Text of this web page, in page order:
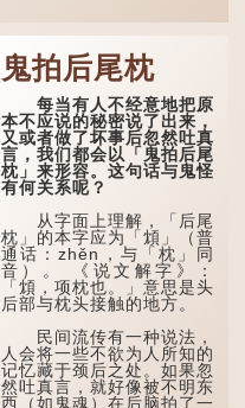
鬼拍后尾枕
每当有人不经意地把原
本不应说的秘密说了出来，
又或者做了坏事后忽然吐真
言，我们都会以「鬼拍后尾
枕」来形容。这句话与鬼怪
有何关系呢？
从字面上理解，「后尾
枕」的本字应为「䪴」（普
通话：zhěn，与「枕」同
音）。 《说文解字》：
「䪴，项枕也。」意思是头
后部与枕头接触的地方。
民间流传有一种说法，
人会将一些不欲为人所知的
记忆藏于颈后之处。如果忽
然吐真言，就好像被不明东
西（如鬼魂）在后脑拍了一